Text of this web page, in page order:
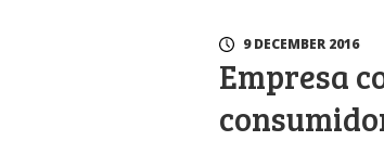
9 DECEMBER 2016
Empresa